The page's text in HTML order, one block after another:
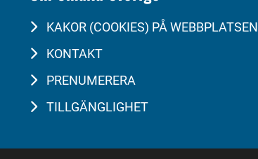
KAKOR (COOKIES) PÅ WEBBPLATSEN
KONTAKT
PRENUMERERA
TILLGÄNGLIGHET